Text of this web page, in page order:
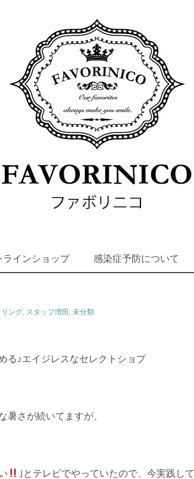
SKIP
TO
ラインショップ 感染症予防について
ング, スタッフ増田 , 未分類
る♪エイジレスなセレクトショプ
暑さが続いてますが、
｣とテレビでやっていたので、今実践して